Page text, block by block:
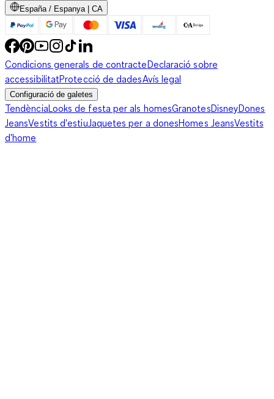
España / Espanya | CA
Condicions generals de contracteDeclaració sobre
accessibilitatProtecció de dadesAvís legal
Configuració de galetes
TendènciaLooks de festa per als homesGranotesDisneyDones
JeansVestits d'estiuJaquetes per a donesHomes JeansVestits
d'home